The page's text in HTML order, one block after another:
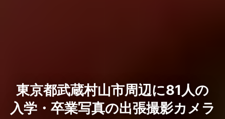
東京都武蔵村山市周辺に81人の
入学・卒業写真の出張撮影カメラ